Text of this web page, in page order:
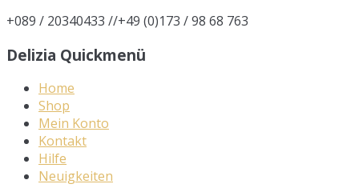
+089 / 20340433 //+49 (0)173 / 98 68 763
Delizia Quickmenü
Home
Shop
Mein Konto
Kontakt
Hilfe
Neuigkeiten